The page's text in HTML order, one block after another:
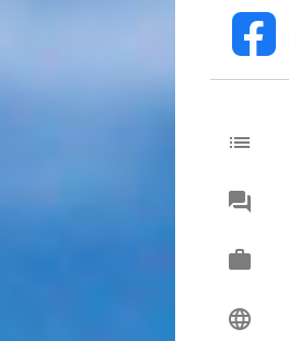
fb
list
chat
work
language